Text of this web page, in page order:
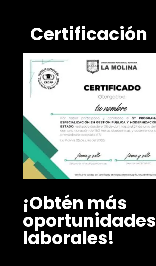
Certificación
¡Obtén más
oportunidades
laborales!